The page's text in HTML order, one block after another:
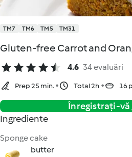
TM7 TM6 TM5 TM31
Gluten-free Carrot and
4.6 34 evaluări
Prep 25 min. Total 2h 16
Înregistrați-
Ingrediente
Sponge cake
butter